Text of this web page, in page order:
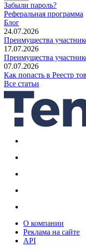
Забыли пароль?
Реферальная программа
Блог
24.07.2026
Преимущества
17.07.2026
Преимущества
07.07.2026
Как попасть в Реестр
Все статьи
О компании
Реклама на сайте
API